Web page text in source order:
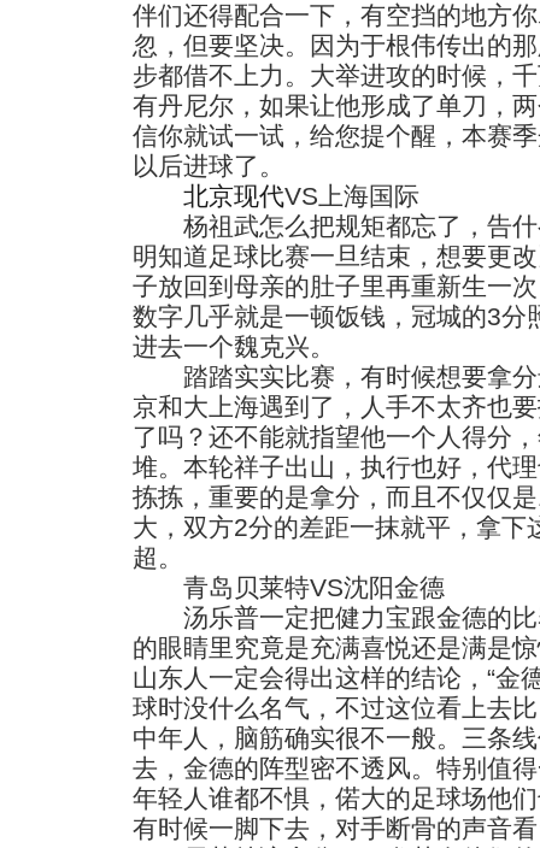
伴们还得配合一下，有空挡的地方
忽，但要坚决。因为于根伟传出的
步都借不上力。大举进攻的时候，
有丹尼尔，如果让他形成了单刀，
信你就试一试，给您提个醒，本赛
以后进球了。
北京现代VS上海国际
杨祖武怎么把规矩都忘了，告什
明知道足球比赛一旦结束，想要更
子放回到母亲的肚子里再重新生一
数字几乎就是一顿饭钱，冠城的3分
进去一个魏克兴。
踏踏实实比赛，有时候想要拿分
京和大上海遇到了，人手不太齐也
了吗？还不能就指望他一个人得分
堆。本轮祥子出山，执行也好，代
拣拣，重要的是拿分，而且不仅仅
大，双方2分的差距一抹就平，拿下
超。
青岛贝莱特VS沈阳金德
汤乐普一定把健力宝跟金德的比
的眼睛里究竟是充满喜悦还是满是
山东人一定会得出这样的结论，“金
球时没什么名气，不过这位看上去
中年人，脑筋确实很不一般。三条
去，金德的阵型密不透风。特别值
年轻人谁都不惧，偌大的足球场他
有时候一脚下去，对手断骨的声音